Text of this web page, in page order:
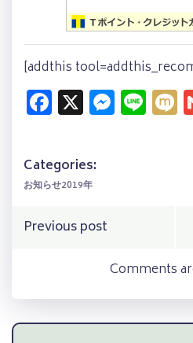
[addthis
Facebook
X
Categories:
お知らせ2019年
Post
navigation
Previous post
Comments